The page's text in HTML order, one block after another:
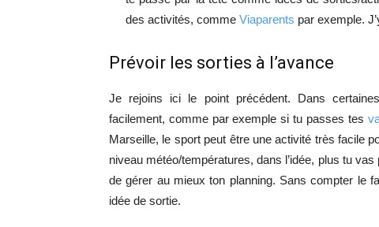
des activités, comme Viaparents par exemple.
Prévoir les sorties à l’avance
Je rejoins ici le point précédent. Dans
facilement, comme par exemple si tu passes tes
Marseille, le sport peut être une activité très facile
niveau météo/températures, dans l’idée, plus tu
de gérer au mieux ton planning. Sans compter le
idée de sortie.